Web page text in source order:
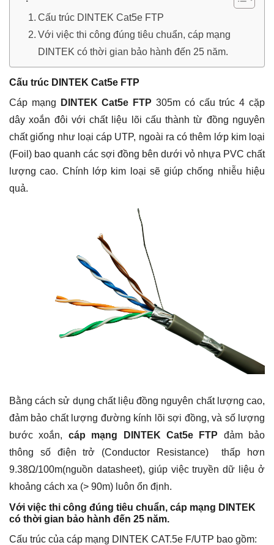
Cấu trúc DINTEK Cat5e FTP
Với việc thi công đúng tiêu chuẩn, cáp mạng
DINTEK có thời gian bảo hành đến 25 năm.
Cấu trúc DINTEK Cat5e FTP
Cáp mạng
DINTEK Cat5e FTP 305m có cấu trúc 4 cặp
dây xoắn đôi với chất liệu lõi cấu thành từ đồng nguyên
chất giống như loại cáp UTP, ngoài ra có thêm lớp kim loại
(Foil) bao quanh các sợi đồng bên dưới vỏ nhựa PVC chất
lượng cao. Chính lớp kim loại sẽ giúp chống nhiễu hiệu
quả.
Bằng cách sử dụng chất liệu đồng nguyên chất lượng cao,
đảm bảo chất lượng đường kính lõi sợi đồng, và số lượng
bước xoắn, cáp mạng DINTEK Cat5e FTP đảm bảo
thông số điện trở (Conductor Resistance) thấp hơn
9.38Ω/100m(nguồn datasheet), giúp việc truyền dữ liệu ở
khoảng cách xa (> 90m) luôn ổn định.
Với việc thi công đúng tiêu chuẩn, cáp mạng DINTEK
có thời gian bảo hành đến 25 năm.
Cấu trúc của cáp mạng DINTEK CAT.5e F/UTP bao gồm: